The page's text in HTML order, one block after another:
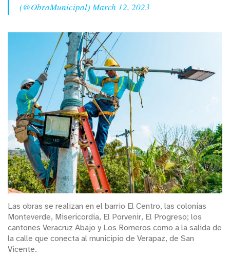
(@ObraMunicipal)March 12, 2023
Las obras se realizan en el barrio El Centro, las colonias
Monteverde, Misericordia, El Porvenir, El Progreso; los
cantones Veracruz Abajo y Los Romeros como a la salida de
la calle que conecta al municipio de Verapaz, de San
Vicente.